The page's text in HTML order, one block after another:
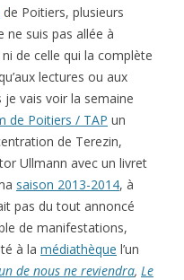
de Poitiers, plusieurs
ne suis pas allée à
de celle qui la complète
lectures ou aux
vais voir la semaine
de Poitiers / TAP un
de Terezin,
Ullmann avec un livret
saison 2013-2014, à
pas du tout annoncé
de manifestations,
à la médiathèque l’un
de nous ne reviendra, Le